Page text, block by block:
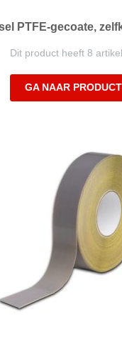
PTFE-gecoate,
Dit product heeft 8
GA NAAR PRODUCT